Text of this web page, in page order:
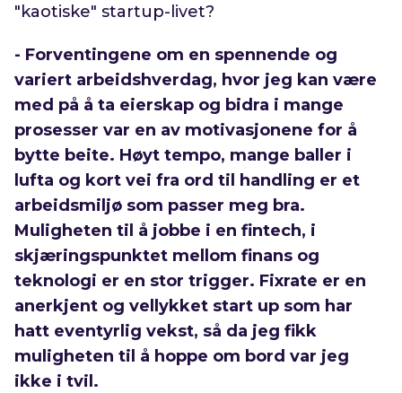
"kaotiske" startup-livet?
- Forventingene om en spennende og
variert arbeidshverdag, hvor jeg kan være
med på å ta eierskap og bidra i mange
prosesser var en av motivasjonene for å
bytte beite. Høyt tempo, mange baller i
lufta og kort vei fra ord til handling er et
arbeidsmiljø som passer meg bra.
Muligheten til å jobbe i en fintech, i
skjæringspunktet mellom finans og
teknologi er en stor trigger. Fixrate er en
anerkjent og vellykket start up som har
hatt eventyrlig vekst, så da jeg fikk
muligheten til å hoppe om bord var jeg
ikke i tvil.